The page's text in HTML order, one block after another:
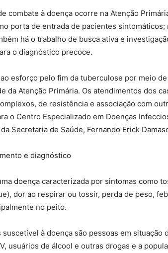
combate à doença ocorre na Atenção
porta de entrada de pacientes
há o trabalho de busca ativa e
o diagnóstico precoce.
esforço pelo fim da tuberculose por meio
da Atenção Primária. Os atendimentos dos
de resistência e associação com
o Centro Especializado em Doenças
Secretaria de Saúde, Fernando Erick
e diagnóstico
doença caracterizada por sintomas como
dor ao respirar ou tossir, perda de peso,
no peito.
suscetível à doença são pessoas em situação
usuários de álcool e outras drogas e a